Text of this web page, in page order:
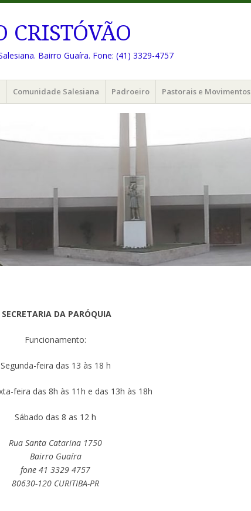
CRISTÓVÃO
Bairro Guaíra. Fone: (41) 3329-4757
Comunidade Salesiana Padroeiro Pastorais e Movimentos
SECRETARIA DA PARÓQUIA
Funcionamento:
Segunda-feira das 13 às 18 h
feira das 8h às 11h e das 13h às 18h
Sábado das 8 as 12 h
Rua Santa Catarina 1750
Bairro Guaíra
fone 41 3329 4757
80630-120 CURITIBA-PR